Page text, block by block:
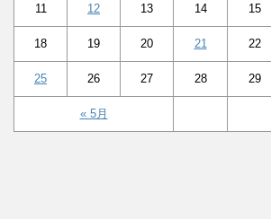
« 5月
11 12 13 14 15
18 19 20 21 22
25 26 27 28 29